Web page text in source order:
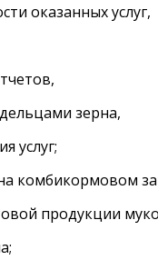
оказанных услуг,
зерна,
услуг;
комбикормовом
продукции